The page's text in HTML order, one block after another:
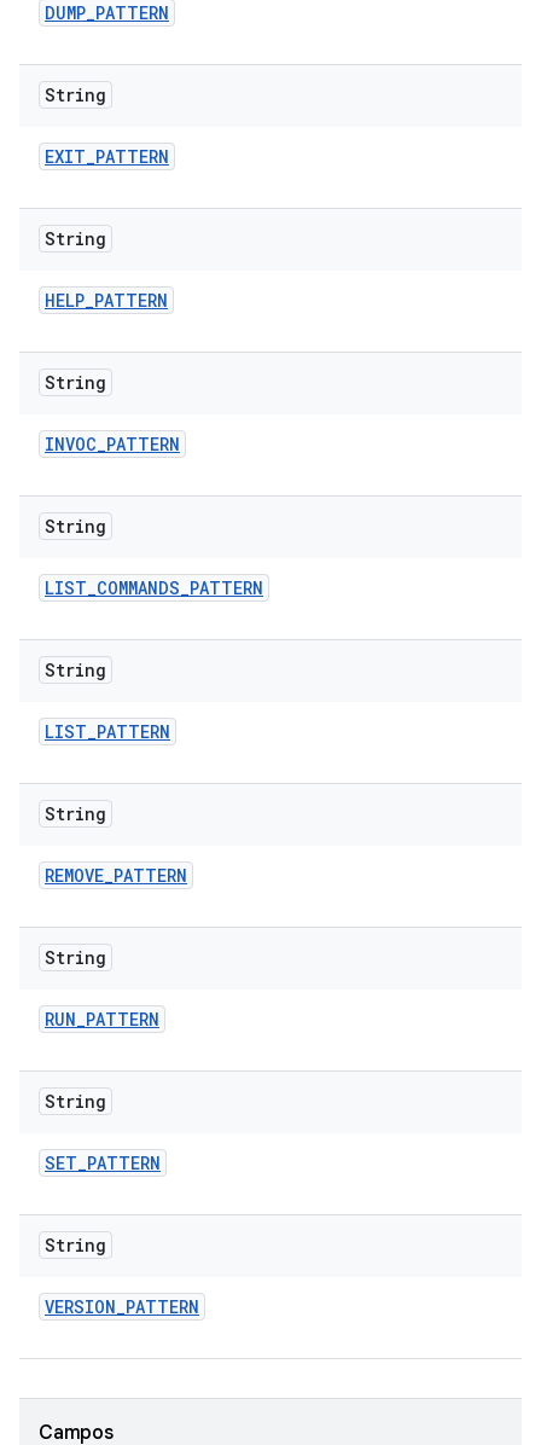
DUMP_PATTERN
String
EXIT_PATTERN
String
HELP_PATTERN
String
INVOC_PATTERN
String
LIST_COMMANDS_PATTERN
String
LIST_PATTERN
String
REMOVE_PATTERN
String
RUN_PATTERN
String
SET_PATTERN
String
VERSION_PATTERN
Campos